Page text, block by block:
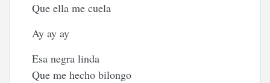
Que ella me cuela
Ay ay ay
Esa negra linda
Que me hecho bilongo